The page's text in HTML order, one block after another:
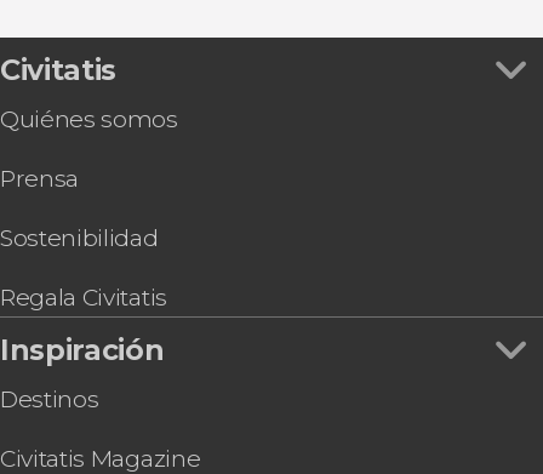
Boda balinesa ¡Cásate con el rito tradicional!
Rafting + Quad en Bali
Tour privado en 4x4 por el monte Batur
arroz
Clase de cocina balinesa
Civitatis
Quiénes somos
Prensa
Sostenibilidad
Regala Civitatis
Inspiración
Destinos
Civitatis Magazine